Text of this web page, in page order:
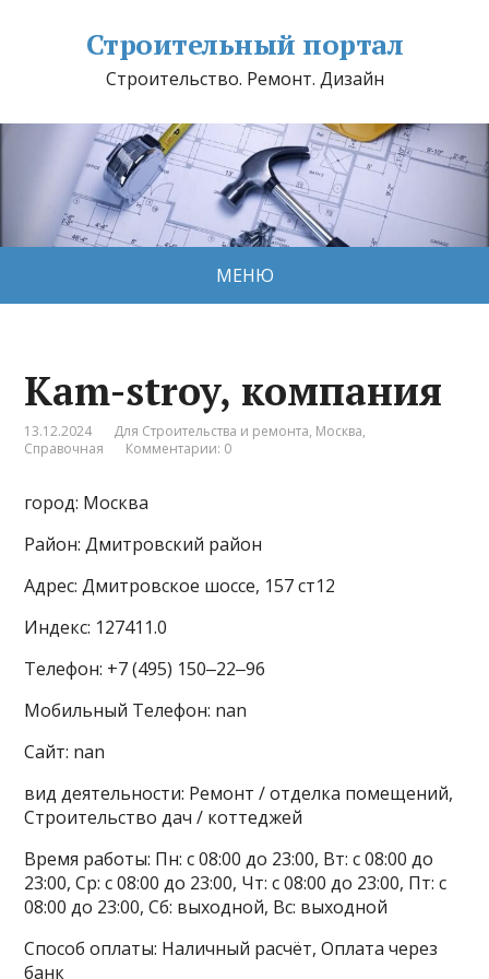
Строительный портал
Строительство. Ремонт. Дизайн
МЕНЮ
Kam-stroy, компания
13.12.2024 Для Строительства и ремонта, Москва,
Справочная
Комментарии: 0
город: Москва
Район: Дмитровский район
Адрес: Дмитровское шоссе, 157 ст12
Индекс: 127411.0
Телефон: +7 (495) 150‒22‒96
Мобильный Телефон: nan
Сайт: nan
вид деятельности: Ремонт / отделка помещений,
Строительство дач / коттеджей
Время работы: Пн: с 08:00 до 23:00, Вт: с 08:00 до
23:00, Ср: с 08:00 до 23:00, Чт: с 08:00 до 23:00, Пт: с
08:00 до 23:00, Сб: выходной, Вс: выходной
Способ оплаты: Наличный расчёт, Оплата через
банк